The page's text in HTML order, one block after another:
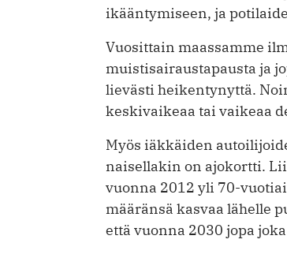
ikääntymiseen, ja
Vuosittain maassamme
muistisairaustapausta ja
lievästi heikentynyttä.
keskivaikeaa tai vaikeaa
Myös iäkkäiden
naisellakin on ajokortti.
vuonna 2012 yli 70-
määränsä kasvaa lähelle
että vuonna 2030 jopa